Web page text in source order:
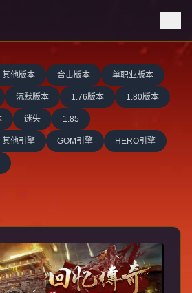
其他版本 合击版本 单职业版本
沉默版本 1.76版本 1.80版本
迷失
1.85
其他引擎 GOM引擎 HERO引擎